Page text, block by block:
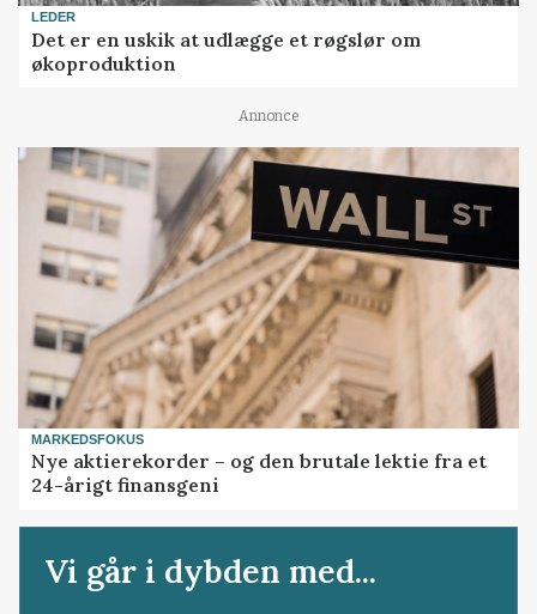
LEDER
Det er en uskik at udlægge et røgslør om
økoproduktion
Annonce
MARKEDSFOKUS
Nye aktierekorder – og den brutale lektie fra et
24-årigt finansgeni
Vi går i dybden med...